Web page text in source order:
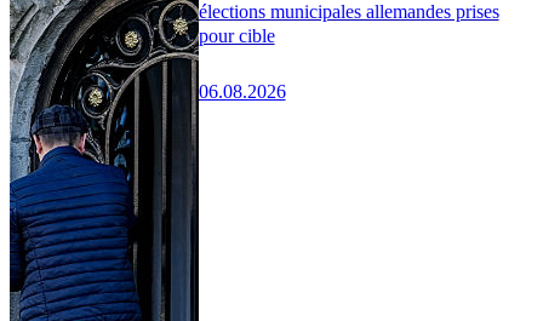
élections municipales allemandes prises
pour cible
06.08.2026